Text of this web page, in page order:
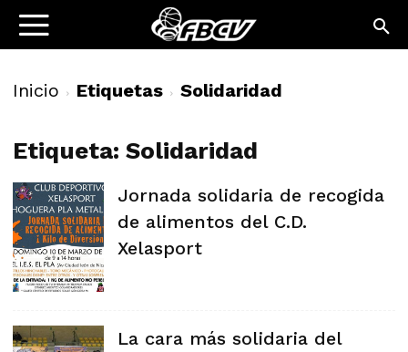
Inicio Etiquetas Solidaridad
Etiqueta: Solidaridad
Jornada solidaria de recogida
de alimentos del C.D.
Xelasport
La cara más solidaria del